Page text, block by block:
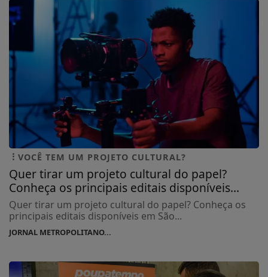
VOCÊ TEM UM PROJETO CULTURAL?
Quer tirar um projeto cultural do papel?
Conheça os principais editais disponíveis...
Quer tirar um projeto cultural do papel? Conheça os
principais editais disponíveis em São...
JORNAL METROPOLITANO...